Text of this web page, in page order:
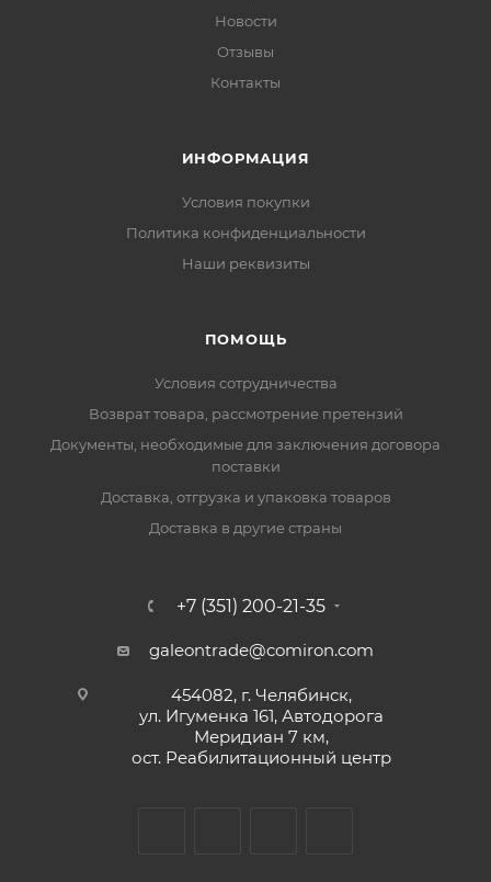
Новости
Отзывы
Контакты
ИНФОРМАЦИЯ
Условия покупки
Политика конфиденциальности
Наши реквизиты
ПОМОЩЬ
Условия сотрудничества
Возврат товара, рассмотрение претензий
Документы, необходимые для заключения договора
поставки
Доставка, отгрузка и упаковка товаров
Доставка в другие страны
+7 (351) 200-21-35
galeontrade@comiron.com
454082, г. Челябинск,
ул. Игуменка 161, Автодорога
Меридиан 7 км,
ост. Реабилитационный центр